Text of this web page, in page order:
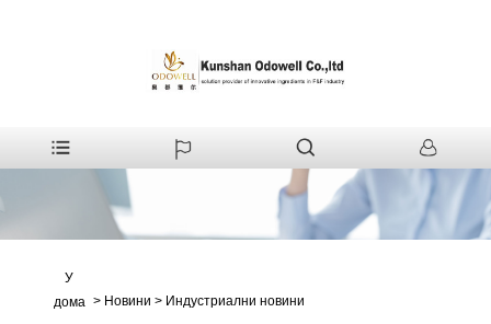
У
дома > Новини > Индустриални новини